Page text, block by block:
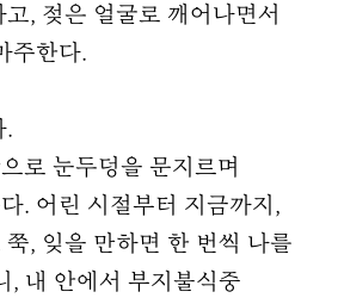
, 젖은 얼굴로 깨어나면서
주한다.
.
눈두덩을 문지르며
. 어린 시절부터 지금까지,
, 잊을 만하면 한 번씩 나를
, 내 안에서 부지불식중